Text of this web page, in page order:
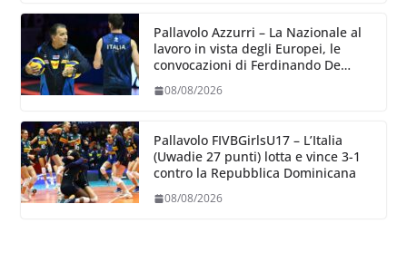
Pallavolo Azzurri – La Nazionale al
lavoro in vista degli Europei, le
convocazioni di Ferdinando De
08/08/2026
Pallavolo FIVBGirlsU17 – L’Italia
(Uwadie 27 punti) lotta e vince 3-1
contro la Repubblica Dominicana
08/08/2026